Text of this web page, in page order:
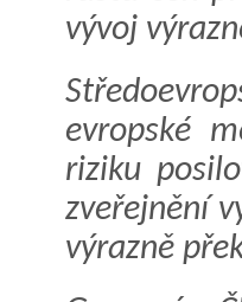
vývoj
evropské
riziku
zveřejnění
výrazně